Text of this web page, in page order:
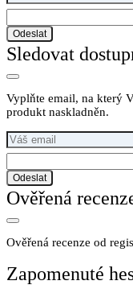
Odeslat
Sledovat
Vyplňte email, na který
produkt naskladněn.
Odeslat
Ověřená
Ověřená recenze od
Zapomenuté